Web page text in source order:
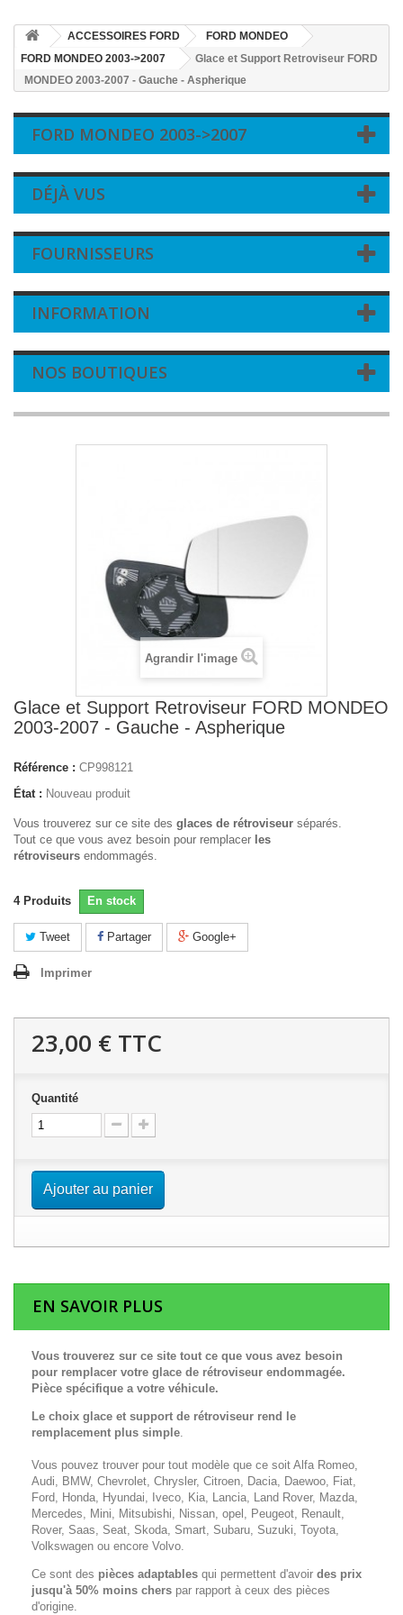
ACCESSOIRES FORD
FORD MONDEO
FORD MONDEO 2003->2007
Glace et Support Retroviseur FORD
MONDEO 2003-2007 - Gauche - Aspherique
FORD MONDEO 2003->2007
DÉJÀ VUS
FOURNISSEURS
INFORMATION
NOS BOUTIQUES
Agrandir l'image
Glace et Support Retroviseur FORD MONDEO
2003-2007 - Gauche - Aspherique
Référence : CP998121
État : Nouveau produit
Vous trouverez sur ce site des glaces de rétroviseur séparés.
Tout ce que vous avez besoin pour remplacer les
rétroviseurs endommagés.
4 Produits En stock
Tweet Partager Google+
Imprimer
23,00 € TTC
Quantité
Ajouter au panier
EN SAVOIR PLUS
Vous trouverez sur ce site tout ce que vous avez besoin
pour remplacer votre glace de rétroviseur endommagée.
Pièce spécifique a votre véhicule.
Le choix glace et support de rétroviseur rend le
remplacement plus simple.
Vous pouvez trouver pour tout modèle que ce soit Alfa Romeo,
Audi, BMW, Chevrolet, Chrysler, Citroen, Dacia, Daewoo, Fiat,
Ford, Honda, Hyundai, Iveco, Kia, Lancia, Land Rover, Mazda,
Mercedes, Mini, Mitsubishi, Nissan, opel, Peugeot, Renault,
Rover, Saas, Seat, Skoda, Smart, Subaru, Suzuki, Toyota,
Volkswagen ou encore Volvo.
Ce sont des pièces adaptables qui permettent d'avoir des prix
jusqu'à 50% moins chers par rapport à ceux des pièces
d'origine.